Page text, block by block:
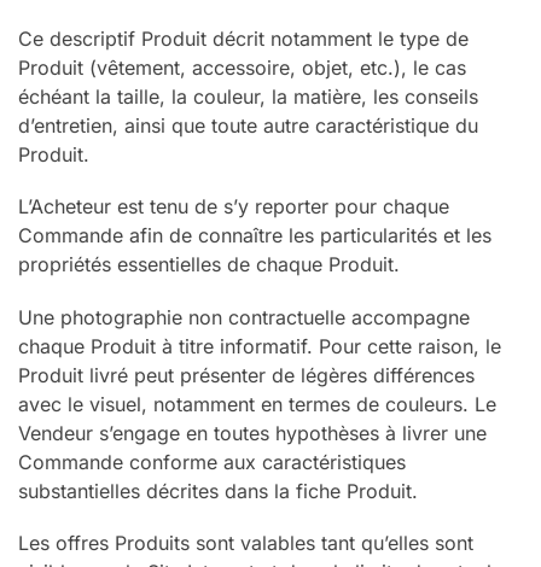
Ce descriptif Produit décrit notamment le type de
Produit (vêtement, accessoire, objet, etc.), le cas
échéant la taille, la couleur, la matière, les conseils
d’entretien, ainsi que toute autre caractéristique du
Produit.
L’Acheteur est tenu de s’y reporter pour chaque
Commande afin de connaître les particularités et les
propriétés essentielles de chaque Produit.
Une photographie non contractuelle accompagne
chaque Produit à titre informatif. Pour cette raison, le
Produit livré peut présenter de légères différences
avec le visuel, notamment en termes de couleurs. Le
Vendeur s’engage en toutes hypothèses à livrer une
Commande conforme aux caractéristiques
substantielles décrites dans la fiche Produit.
Les offres Produits sont valables tant qu’elles sont